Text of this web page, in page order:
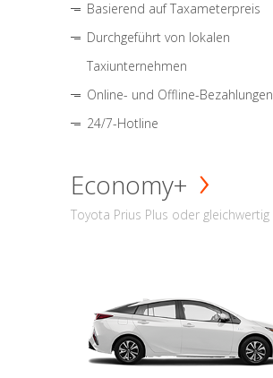
Basierend auf Taxameterpreis
Durchgeführt von lokalen
Taxiunternehmen
Online- und Offline-Bezahlungen
24/7-Hotline
Economy+
Toyota Prius Plus oder gleichwertig